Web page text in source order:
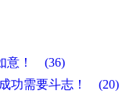
如意！ (36)
成功需要斗志！ (20)